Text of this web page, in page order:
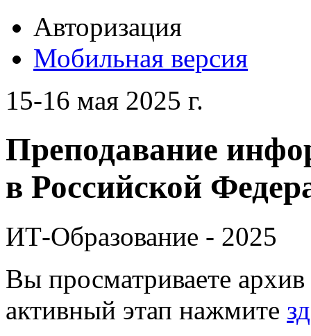
Авторизация
Мобильная версия
15-16 мая 2025 г.
Преподавание
в Российской
ИТ-Образование - 2025
Вы просматриваете
активный этап нажмите